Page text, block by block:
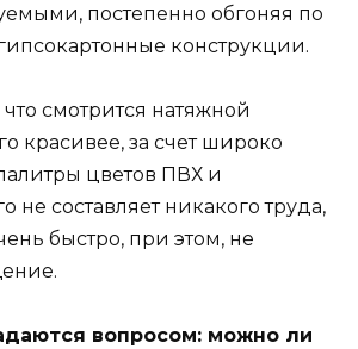
постепенно обгоняя по
конструкции.
смотрится натяжной
красивее, за счет широко
цветов ПВХ и
не составляет никакого труда,
быстро, при этом, не
вопросом: можно ли